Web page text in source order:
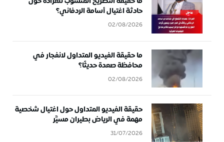
حادثة اغتيال أسامة الردفاني؟
02/08/2026
ما حقيقة الفيديو المتداول لانفجار في
محافظة صعدة حديثًا؟
02/08/2026
حقيقة الفيديو المتداول حول اغتيال شخصية
مهمة في الرياض بطيران مسيَّر
31/07/2026